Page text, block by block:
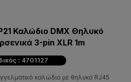
Καλώδιο DMX Θηλυκό
3-pin XLR 1m
: 4701127
καλώδιο με θηλυκό RJ45